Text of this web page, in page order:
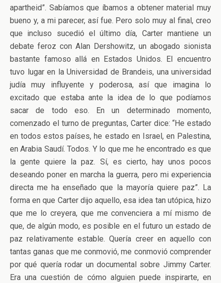
apartheid”. Sabíamos que íbamos a obtener material muy
bueno y, a mi parecer, así fue. Pero solo muy al final, creo
que incluso sucedió el último día, Carter mantiene un
debate feroz con Alan Dershowitz, un abogado sionista
bastante famoso allá en Estados Unidos. El encuentro
tuvo lugar en la Universidad de Brandeis, una universidad
judía muy influyente y poderosa, así que imagina lo
excitado que estaba ante la idea de lo que podíamos
sacar de todo eso. En un determinado momento,
comenzado el turno de preguntas, Carter dice: “He estado
en todos estos países, he estado en Israel, en Palestina,
en Arabia Saudí. Todos. Y lo que me he encontrado es que
la gente quiere la paz. Sí, es cierto, hay unos pocos
deseando poner en marcha la guerra, pero mi experiencia
directa me ha enseñado que la mayoría quiere paz”. La
forma en que Carter dijo aquello, esa idea tan utópica, hizo
que me lo creyera, que me convenciera a mí mismo de
que, de algún modo, es posible en el futuro un estado de
paz relativamente estable. Quería creer en aquello con
tantas ganas que me conmovió, me conmovió comprender
por qué quería rodar un documental sobre Jimmy Carter.
Era una cuestión de cómo alguien puede inspirarte, en